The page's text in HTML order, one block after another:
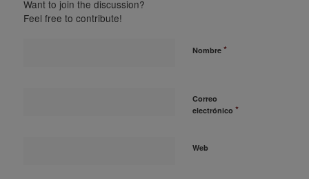
Want to join the discussion?
Feel free to contribute!
Nombre *
Correo
electrónico *
Web